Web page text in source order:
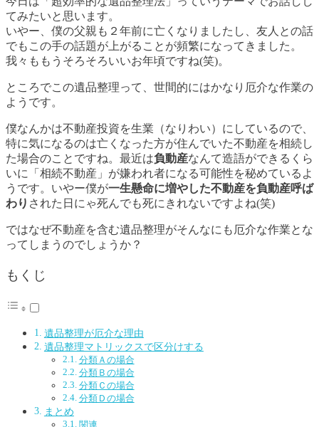
てみたいと思います。
いやー、僕の父親も２年前に亡くなりましたし、友人との話
でもこの手の話題が上がることが頻繁になってきました。
我々ももうそろそろいいお年頃ですね(笑)。
ところでこの遺品整理って、世間的にはかなり厄介な作業の
ようです。
僕なんかは不動産投資を生業（なりわい）にしているので、
特に気になるのは亡くなった方が住んでいた不動産を相続し
た場合のことですね。最近は負動産なんて造語ができるくら
いに「相続不動産」が嫌われ者になる可能性を秘めているよ
うです。いやー僕が一生懸命に増やした不動産を負動産呼ば
わり された日にゃ死んでも死にきれないですよね(笑)
ではなぜ不動産を含む遺品整理がそんなにも厄介な作業とな
ってしまうのでしょうか？
もくじ
遺品整理が厄介な理由
遺品整理マトリックスで区分けする
分類Ａの場合
分類Ｂの場合
分類Ｃの場合
分類Ｄの場合
まとめ
関連